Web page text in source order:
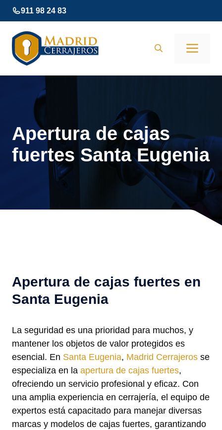
Saltar
al
contenido
911 98 24 83
Apertura de cajas
fuertes Santa Eugenia
Apertura de cajas fuertes en
Santa Eugenia
La seguridad es una prioridad para muchos, y
mantener los objetos de valor protegidos es
esencial. En Santa Eugenia, Madrid Cerrajeros se
especializa en la apertura de cajas fuertes,
ofreciendo un servicio profesional y eficaz. Con
una amplia experiencia en cerrajería, el equipo de
expertos está capacitado para manejar diversas
marcas y modelos de cajas fuertes, garantizando